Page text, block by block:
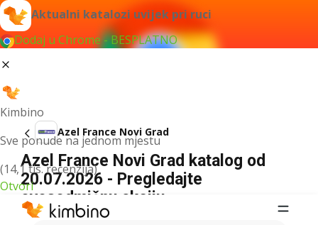
Aktualni katalozi uvijek pri ruci
Dodaj u Chrome - BESPLATNO
Kimbino
Sve ponude na jednom mjestu
(14,1 tis. recenzija)
Otvori
Azel France Novi Grad
Azel France Novi Grad katalog od
20.07.2026 - Pregledajte
ovosedmičnu akciju